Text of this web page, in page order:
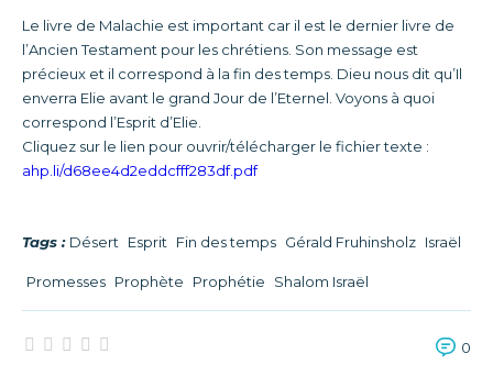
Le livre de Malachie est important car il est le dernier livre de
l’Ancien Testament pour les chrétiens. Son message est
précieux et il correspond à la fin des temps. Dieu nous dit qu’Il
enverra Elie avant le grand Jour de l’Eternel. Voyons à quoi
correspond l’Esprit d’Elie.
Cliquez sur le lien pour ouvrir/télécharger le fichier texte :
ahp.li/d68ee4d2eddcfff283df.pdf
Tags : Désert Esprit Fin des temps Gérald Fruhinsholz Israël
Promesses Prophète Prophétie Shalom Israël
0